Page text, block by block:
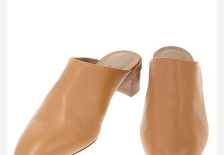
エルメス レザーミュールサンダル
買取金額18,000円
詳しく見る